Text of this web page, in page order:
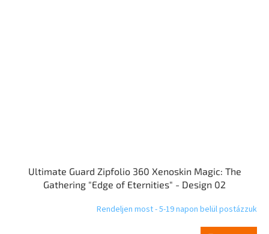
Ultimate Guard Zipfolio 360 Xenoskin Magic: The
Gathering "Edge of Eternities" - Design 02
Rendeljen most - 5-19 napon belül postázzuk